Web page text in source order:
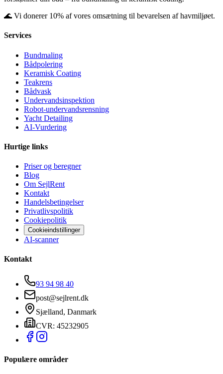
🌊 Vi donerer 10% af vores omsætning til bevarelsen af havmiljøet.
Services
Bundmaling
Bådpolering
Keramisk Coating
Teakrens
Bådvask
Undervandsinspektion
Robot-undervandsrensning
Yacht Detailing
AI-Vurdering
Hurtige links
Priser og beregner
Blog
Om SejlRent
Kontakt
Handelsbetingelser
Privatlivspolitik
Cookiepolitik
Cookieindstillinger
AI-scanner
Kontakt
93 94 98 40
post@sejlrent.dk
Sjælland, Danmark
CVR: 45232905
Populære områder